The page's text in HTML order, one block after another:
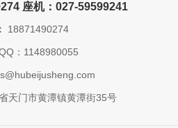
座机：027-59599241
18871490274
：1148980055
天门市黄潭镇黄潭街35号